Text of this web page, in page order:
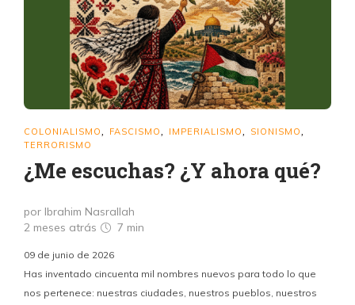
COLONIALISMO FASCISMO IMPERIALISMO SIONISMO
TERRORISMO
¿Me escuchas? ¿Y ahora qué?
por Ibrahim Nasrallah
2 meses atrás
7 min
09 de junio de 2026
Has inventado cincuenta mil nombres nuevos para todo lo que
nos pertenece: nuestras ciudades, nuestros pueblos, nuestros